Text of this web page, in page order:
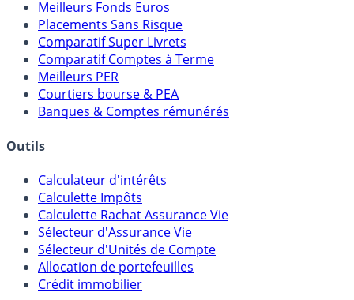
Meilleures Assurances-Vie
Meilleurs Fonds Euros
Placements Sans Risque
Comparatif Super Livrets
Comparatif Comptes à Terme
Meilleurs PER
Courtiers bourse & PEA
Calculateur d'intérêts
Calculette Impôts
Calculette Rachat Assurance Vie
Sélecteur d'Assurance Vie
Sélecteur d'Unités de Compte
Allocation de portefeuilles